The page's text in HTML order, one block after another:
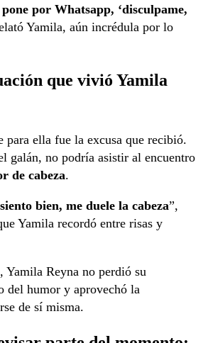
por Whatsapp, ‘disculpame,
Yamila, aún incrédula por lo
que vivió Yamila
para ella fue la excusa que recibió.
galán, no podría asistir al encuentro
de cabeza.
bien, me duele la cabeza”,
Yamila recordó entre risas y
Yamila Reyna no perdió su
del humor y aprovechó la
de sí misma.